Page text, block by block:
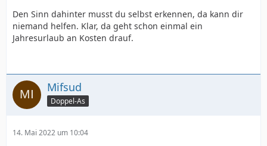
Den Sinn dahinter musst du selbst erkennen, da kann dir
niemand helfen. Klar, da geht schon einmal ein
Jahresurlaub an Kosten drauf.
Mifsud
Doppel-As
14. Mai 2022 um 10:04